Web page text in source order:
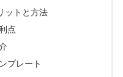
ットと方法
点
プレート